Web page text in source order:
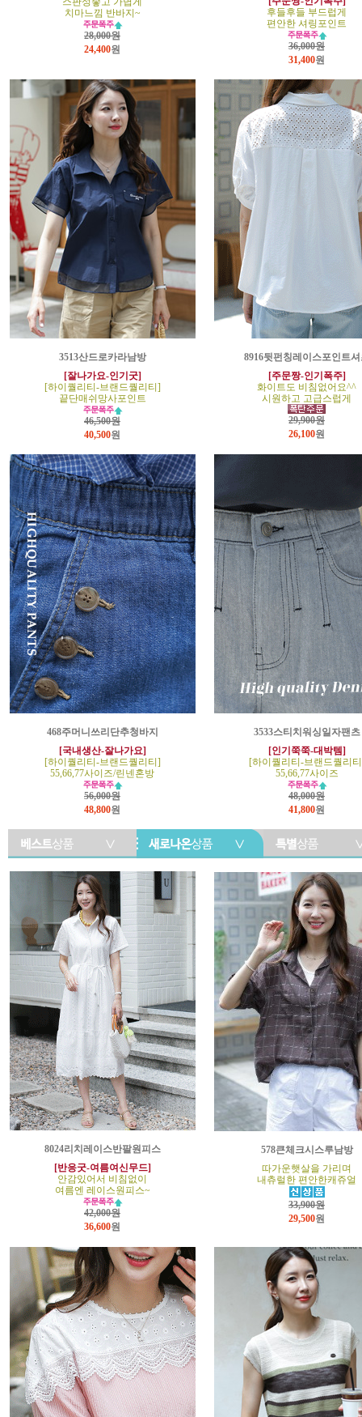
치마느낌 반바지~
28,000원
24,400원
후들후들 부드럽게
편안한 셔링포인트
36,000원
31,400원
3513산드로카라남방
[잘나가요-인기굿]
[하이퀄리티-브랜드퀄리티]
끝단매쉬망사포인트
46,500원
40,500원
8916뒷펀칭레이스포인트셔
[주문짱-인기폭주]
화이트도 비침없어요^^
시원하고 고급스럽게
29,900원
26,100원
468주머니쓰리단추청바지
[국내생산-잘나가요]
[하이퀄리티-브랜드퀄리티]
55,66,77사이즈/린넨혼방
56,000원
48,800원
3533스티치워싱일자팬츠
[인기쭉쭉-대박템]
[하이퀄리티-브랜드퀄리
55,66,77사이즈
48,000원
41,800원
8024리치레이스반팔원피스
[반응굿-여름여신무드]
안감있어서 비침없이
여름엔 레이스원피스~
42,000원
36,600원
578큰체크시스루남방
따가운햇살을 가리며
내츄럴한 편안한캐쥬얼
33,900원
29,500원